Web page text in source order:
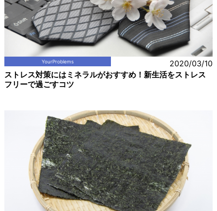
YourProblems 2020/03/10
ストレス対策にはミネラルがおすすめ！新生活をストレス
フリーで過ごすコツ